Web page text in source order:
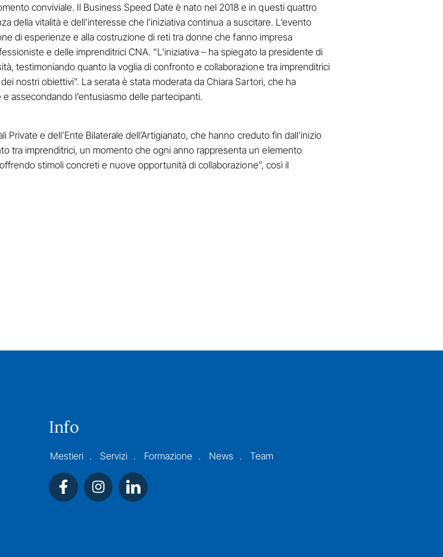
conviviale. Il Business Speed Date è nato nel 2018 e in questi quattro
della vitalità e dell’interesse che l’iniziativa continua a suscitare. L’evento
di esperienze e alla costruzione di reti tra donne che fanno impresa
e delle imprenditrici CNA. “L’iniziativa – ha spiegato la presidente di
testimoniando quanto la voglia di confronto e collaborazione tra imprenditrici
nostri obiettivi”. La serata è stata moderata da Chiara Sartori, che ha
assecondando l’entusiasmo delle partecipanti.
e dell’Ente Bilaterale dell’Artigianato, che hanno creduto fin dall’inizio
tra imprenditrici, un momento che ogni anno rappresenta un elemento
stimoli concreti e nuove opportunità di collaborazione”, così il
Info
Mestieri Servizi Formazione News Team